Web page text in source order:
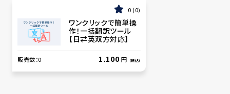
0 0
ワンクリックで簡単操
作！一括翻訳ツール
【日⇄英双方対応】
販売数：0 1,100 円 (税込)